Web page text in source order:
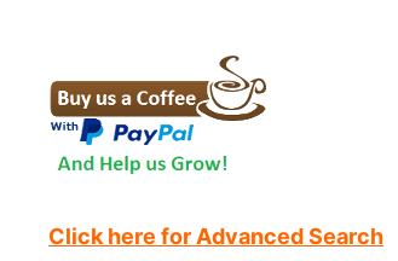
Click here for Advanced Search